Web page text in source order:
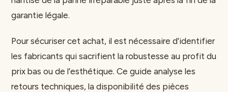
garantie légale.
Pour sécuriser cet achat, il est nécessaire d’identifier
les fabricants qui sacrifient la robustesse au profit du
prix bas ou de l’esthétique. Ce guide analyse les
retours techniques, la disponibilité des pièces